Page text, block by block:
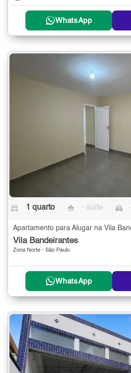
WhatsApp
1 quarto - suíte
Vila Bandeirantes
Zona Norte - São Paulo
WhatsApp